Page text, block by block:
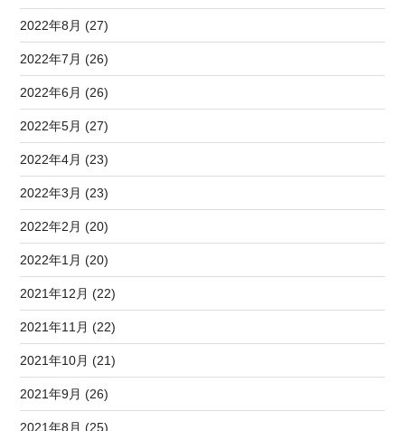
2022年8月 (27)
2022年7月 (26)
2022年6月 (26)
2022年5月 (27)
2022年4月 (23)
2022年3月 (23)
2022年2月 (20)
2022年1月 (20)
2021年12月 (22)
2021年11月 (22)
2021年10月 (21)
2021年9月 (26)
2021年8月 (25)